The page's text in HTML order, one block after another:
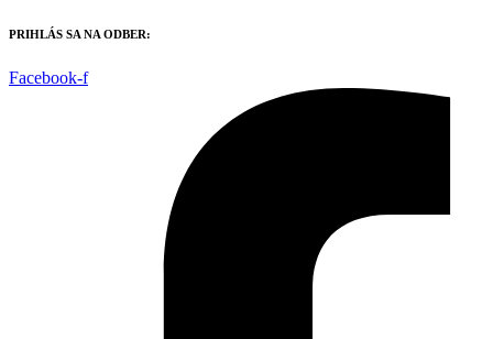
Preskočiť
obsah
PRIHLÁS SA NA ODBER:
Facebook-f